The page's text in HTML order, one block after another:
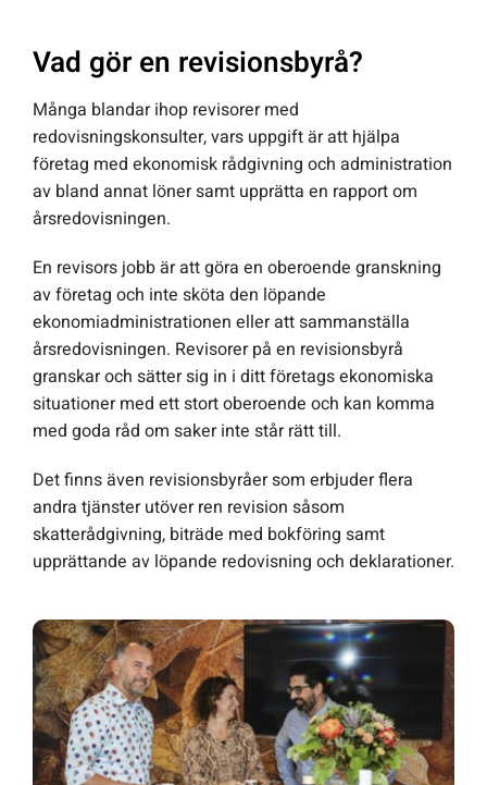
Vad gör en revisionsbyrå?
Många blandar ihop revisorer med
redovisningskonsulter, vars uppgift är att hjälpa
företag med ekonomisk rådgivning och administration
av bland annat löner samt upprätta en rapport om
årsredovisningen.
En revisors jobb är att göra en oberoende granskning
av företag och inte sköta den löpande
ekonomiadministrationen eller att sammanställa
årsredovisningen. Revisorer på en revisionsbyrå
granskar och sätter sig in i ditt företags ekonomiska
situationer med ett stort oberoende och kan komma
med goda råd om saker inte står rätt till.
Det finns även revisionsbyråer som erbjuder flera
andra tjänster utöver ren revision såsom
skatterådgivning, biträde med bokföring samt
upprättande av löpande redovisning och deklarationer.